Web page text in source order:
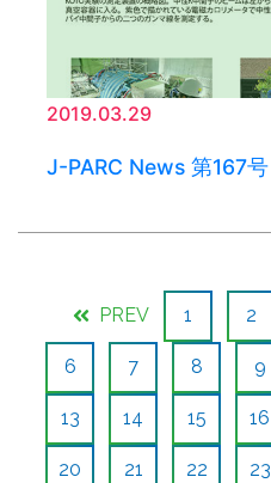
2019.03.29
J-PARC News 第167号
PREV 1 2
6 7 8 9
13 14 15 16
20 21 22 23